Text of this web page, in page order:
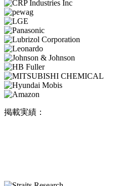
掲載実績：